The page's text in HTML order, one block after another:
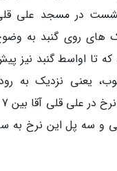
در مسجد علی قلی
های روی گنبد به
تا اواسط گنبد نیز
یعنی نزدیک به
و سه پل این نرخ به